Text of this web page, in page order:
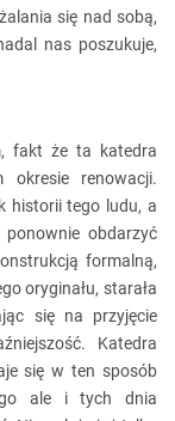
się nad sobą,
nas poszukuje,
fakt że ta katedra
renowacji.
historii tego ludu, a
obdarzyć
formalną,
oryginału, starała
się na przyjęcie
Katedra
się w ten sposób
ale i tych dnia